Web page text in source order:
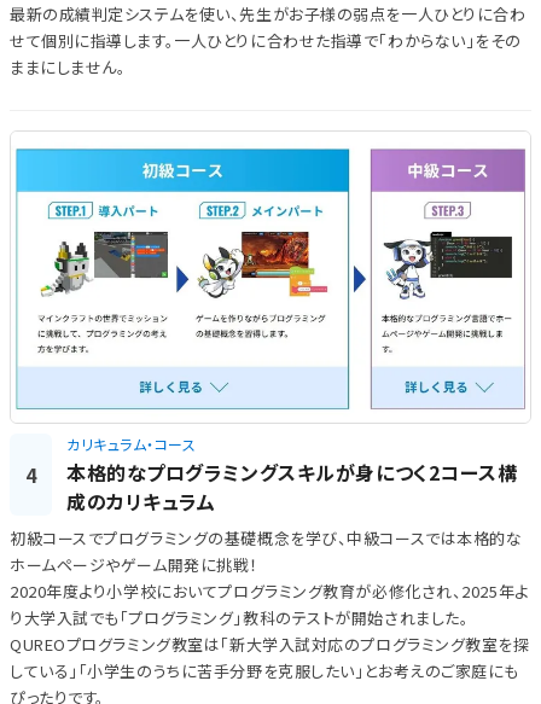
最新の成績判定システムを使い、先生がお子様の弱点を一人ひとりに合わ
せて個別に指導します。一人ひとりに合わせた指導で「わからない」をその
ままにしません。
4
カリキュラム・コース
本格的なプログラミングスキルが身につく2コース構
成のカリキュラム
初級コースでプログラミングの基礎概念を学び、中級コースでは本格的な
ホームページやゲーム開発に挑戦！
2020年度より小学校においてプログラミング教育が必修化され、2025年よ
り大学入試でも「プログラミング」教科のテストが開始されました。
QUREOプログラミング教室は「新大学入試対応のプログラミング教室を探
している」「小学生のうちに苦手分野を克服したい」とお考えのご家庭にも
ぴったりです。